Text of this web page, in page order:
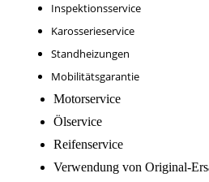
Inspektionsservice
Karosserieservice
Standheizungen
Mobilitätsgarantie
Motorservice
Ölservice
Reifenservice
Verwendung von Original-